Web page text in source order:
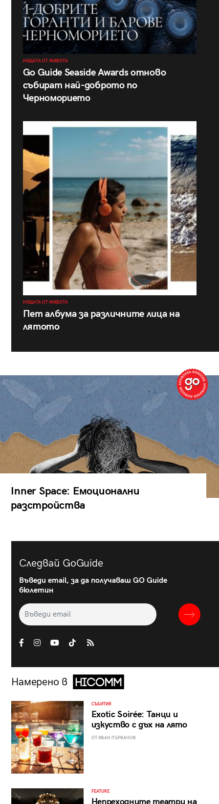
НЕЩАТА ОТ ЖИВОТА
Go Guide Seaside Awards отново
събират най-доброто по
Черноморието
НЕЩАТА ОТ ЖИВОТА
Пет албума за различните лица на
лятото
Inner Space: Емоционални
разстройства
Следвай GoGuide
Въведи email, за да получаваш GO Guide
бюлетин
Намерено в
СЪБИТИЯ
Exotic Soirée: Танци и
изкуство с дъх на лято
ОТ ИВАН ПЪРВАНОВ
FEATURE
Непреходните театри на